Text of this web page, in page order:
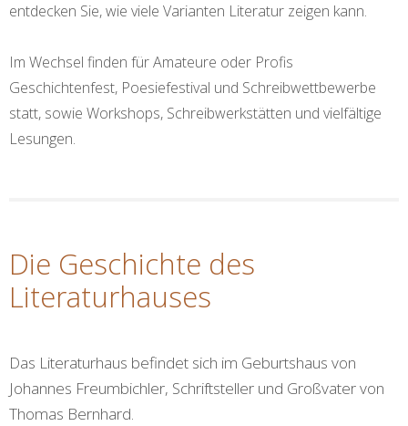
entdecken Sie, wie viele Varianten Literatur zeigen kann.
Im Wechsel finden für Amateure oder Profis
Geschichtenfest, Poesiefestival und Schreibwettbewerbe
statt, sowie Workshops, Schreibwerkstätten und vielfältige
Lesungen.
Die Geschichte des
Literaturhauses
Das Literaturhaus befindet sich im Geburtshaus von
Johannes Freumbichler, Schriftsteller und Großvater von
Thomas Bernhard.